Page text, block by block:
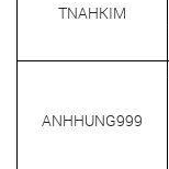
TNAHKIM
ANHHUNG999